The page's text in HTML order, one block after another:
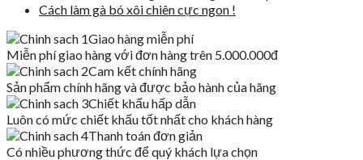
Cách làm gà bó xôi chiên cực ngon !
Giao hàng miễn phí
Miễn phí giao hàng với đơn hàng trên 5.000.000đ
Cam kết chính hãng
Sản phẩm chính hãng và được bảo hành của hãng
Chiết khấu hấp dẫn
Luôn có mức chiết khấu tốt nhất cho khách hàng
Thanh toán đơn giản
Có nhiều phương thức để quý khách lựa chọn